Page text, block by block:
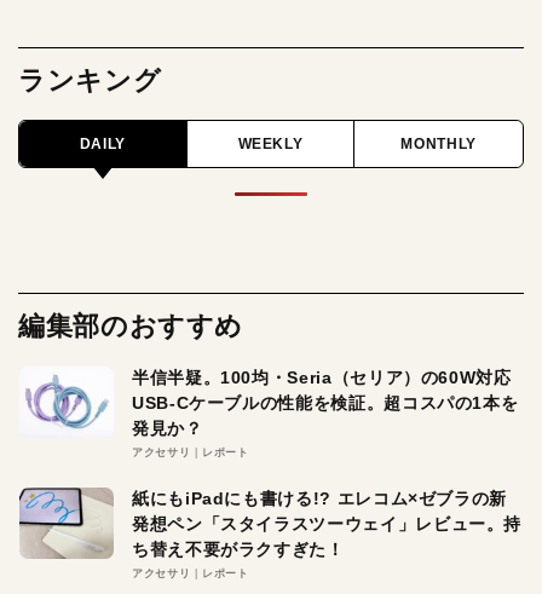
ランキング
DAILY WEEKLY MONTHLY
編集部のおすすめ
半信半疑。100均・Seria（セリア）の60W対応
USB-Cケーブルの性能を検証。超コスパの1本を
発見か？
アクセサリ レポート
紙にもiPadにも書ける!? エレコム×ゼブラの新
発想ペン「スタイラスツーウェイ」レビュー。持
ち替え不要がラクすぎた！
アクセサリ レポート